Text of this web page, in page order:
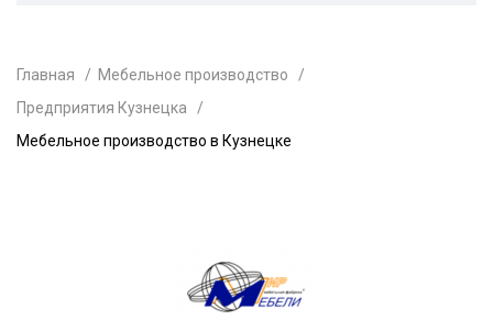
Главная
Мебельное производство
Предприятия Кузнецка
Мебельное производство в Кузнецке